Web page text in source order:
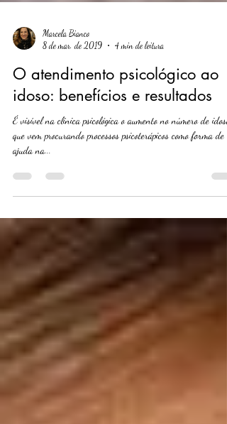
8 de mar. de 2019
4 min de leitura
O atendimento psicológico ao
idoso: benefícios e resultados
É visível na clínica psicológica o aumento no número de idosos
ajuda na...